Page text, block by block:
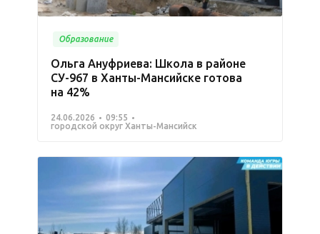
Образование
Ольга Ануфриева: Школа в районе
СУ-967 в Ханты-Мансийске готова
на 42%
24.06.2026
09:55
городской округ Ханты-Мансийск